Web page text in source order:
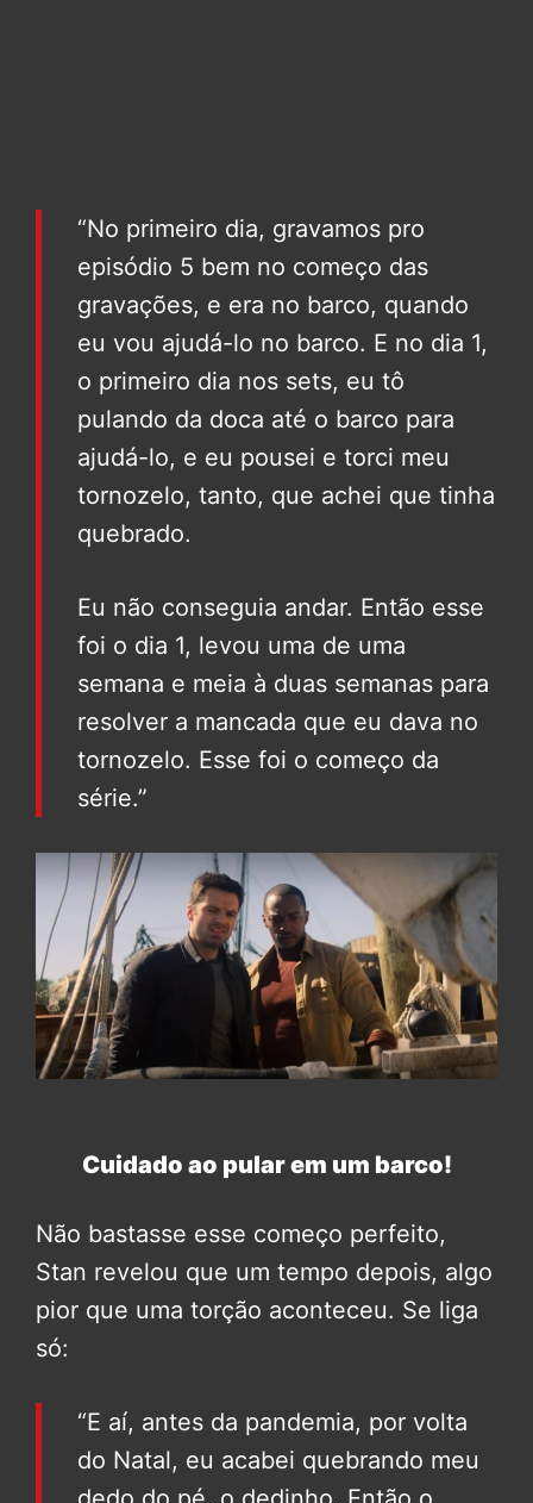
“No primeiro dia, gravamos pro
episódio 5 bem no começo das
gravações, e era no barco, quando
eu vou ajudá-lo no barco. E no dia 1,
o primeiro dia nos sets, eu tô
pulando da doca até o barco para
ajudá-lo, e eu pousei e torci meu
tornozelo, tanto, que achei que tinha
quebrado.
Eu não conseguia andar. Então esse
foi o dia 1, levou uma de uma
semana e meia à duas semanas para
resolver a mancada que eu dava no
tornozelo. Esse foi o começo da
série.”
Cuidado ao pular em um barco!
Não bastasse esse começo perfeito,
Stan revelou que um tempo depois, algo
pior que uma torção aconteceu. Se liga
só:
“E aí, antes da pandemia, por volta
do Natal, eu acabei quebrando meu